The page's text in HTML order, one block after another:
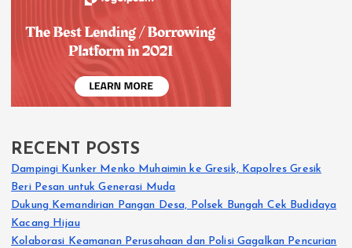
RECENT POSTS
Dampingi Kunker Menko Muhaimin ke Gresik, Kapolres Gresik
Beri Pesan untuk Generasi Muda
Dukung Kemandirian Pangan Desa, Polsek Bungah Cek Budidaya
Kacang Hijau
Kolaborasi Keamanan Perusahaan dan Polisi Gagalkan Pencurian